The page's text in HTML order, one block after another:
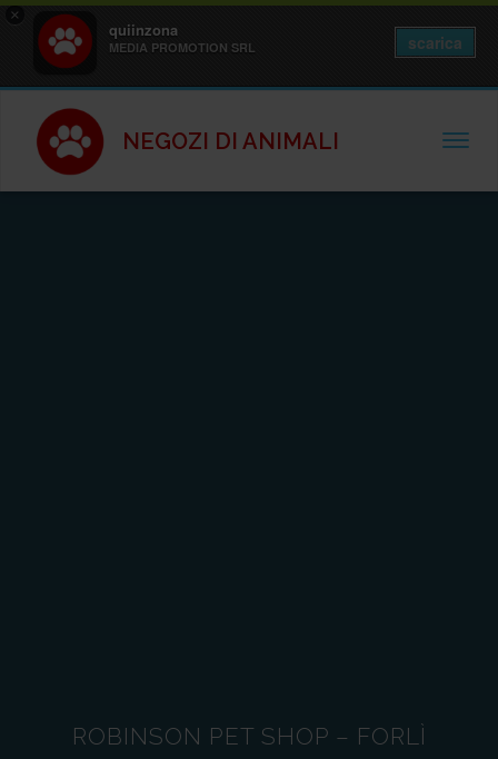
×
quiinzona
MEDIA PROMOTION SRL scarica
NEGOZI DI ANIMALI
ROBINSON PET SHOP – FORLÌ